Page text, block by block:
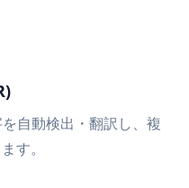
自動検出・翻訳し、複
す。